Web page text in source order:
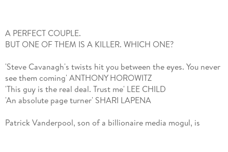
A PERFECT COUPLE.
BUT ONE OF THEM IS A KILLER. WHICH ONE?
'Steve Cavanagh's twists hit you between the eyes. You never
see them coming' ANTHONY HOROWITZ
'This guy is the real deal. Trust me' LEE CHILD
'An absolute page turner' SHARI LAPENA
Patrick Vanderpool, son of a billionaire media mogul, is